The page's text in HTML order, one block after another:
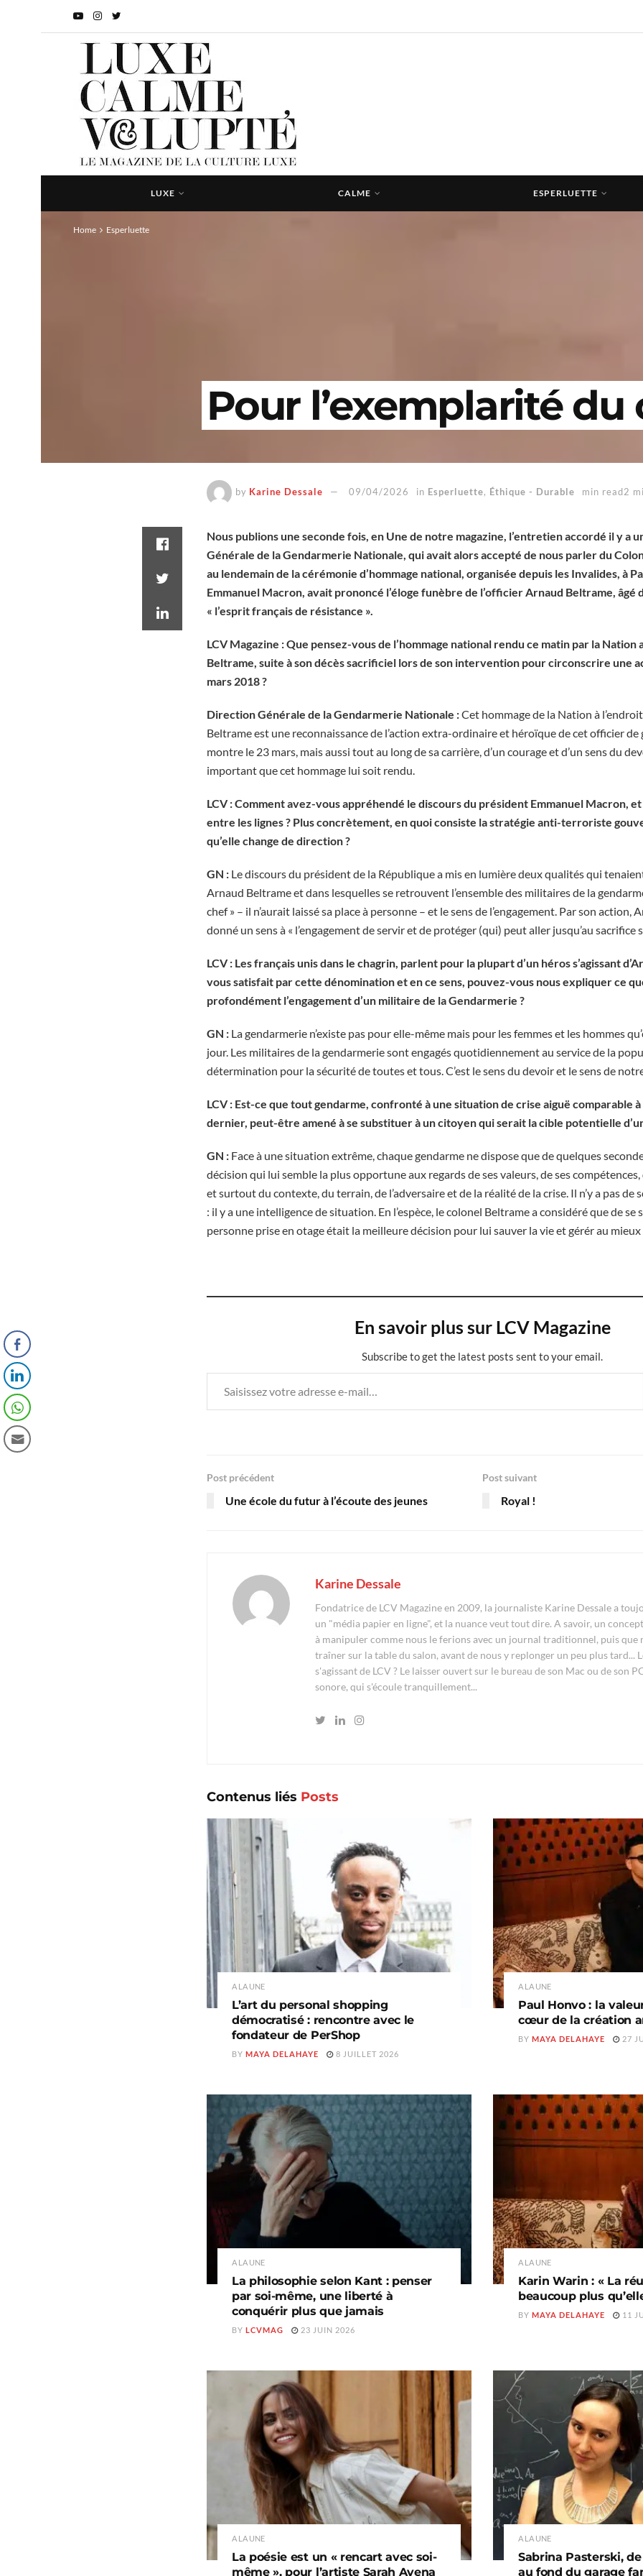
LUXE CALME ESPERLUETTE
Home Esperluette
Pour l’exemplarité du
by Karine Dessale 09/04/2026 in Esperluette, Éthique - Durable min read2
Nous publions une seconde fois, en Une de notre magazine, l’entretien accordé il y a
Générale de la Gendarmerie Nationale, qui avait alors accepté de nous parler du
au lendemain de la cérémonie d’hommage national, organisée depuis les Invalides, à
Emmanuel Macron, avait prononcé l’éloge funèbre de l’officier Arnaud Beltrame, âgé
« l’esprit français de résistance ».
LCV Magazine : Que pensez-vous de l’hommage national rendu ce matin par la Nation
Beltrame, suite à son décès sacrificiel lors de son intervention pour circonscrire une
mars 2018 ?
Direction Générale de la Gendarmerie Nationale :Cet hommage de la Nation à
Beltrame est une reconnaissance de l’action extra-ordinaire et héroïque de cet officier
montre le 23 mars, mais aussi tout au long de sa carrière, d’un courage et d’un sens du
important que cet hommage lui soit rendu.
LCV : Comment avez-vous appréhendé le discours du président Emmanuel Macron,
entre les lignes ? Plus concrètement, en quoi consiste la stratégie anti-terroriste
qu’elle change de direction ?
GN : Le discours du président de la République a mis en lumière deux qualités qui
Arnaud Beltrame et dans lesquelles se retrouvent l’ensemble des militaires de la
chef » – il n’aurait laissé sa place à personne – et le sens de l’engagement. Par son action,
donné un sens à « l’engagement de servir et de protéger (qui) peut aller jusqu’au sacrifice
LCV : Les français unis dans le chagrin, parlent pour la plupart d’un héros s’agissant
vous satisfait par cette dénomination et en ce sens, pouvez-vous nous expliquer ce
profondément l’engagement d’un militaire de la Gendarmerie ?
GN : La gendarmerie n’existe pas pour elle-même mais pour les femmes et les hommes
jour. Les militaires de la gendarmerie sont engagés quotidiennement au service de la
détermination pour la sécurité de toutes et tous. C’est le sens du devoir et le sens de
LCV : Est-ce que tout gendarme, confronté à une situation de crise aiguë comparable
dernier, peut-être amené à se substituer à un citoyen qui serait la cible potentielle
GN : Face à une situation extrême, chaque gendarme ne dispose que de quelques
décision qui lui semble la plus opportune aux regards de ses valeurs, de ses compétences,
et surtout du contexte, du terrain, de l’adversaire et de la réalité de la crise. Il n’y a pas
: il y a une intelligence de situation. En l’espèce, le colonel Beltrame a considéré que de se
personne prise en otage était la meilleure décision pour lui sauver la vie et gérér au
En savoir plus sur LCV Magazine
Subscribe to get the latest posts sent to your email.
Saisissez votre adresse e-mail…
Post précédent
Une école du futur à l’écoute des jeunes
Post suivant
Royal !
Karine Dessale
Fondatrice de LCV Magazine en 2009, la journaliste Karine Dessale a
un "média papier en ligne", et la nuance veut tout dire. A savoir, un
à manipuler comme nous le ferions avec un journal traditionnel, puis que
traîner sur la table du salon, avant de nous y replonger un peu plus tard...
s'agissant de LCV ? Le laisser ouvert sur le bureau de son Mac ou de son
sonore, qui s'écoule tranquillement...
Contenus liés Posts
A LA UNE
L’art du personal shopping
démocratisé : rencontre avec le
fondateur de PerShop
BY MAYA DELAHAYE 8 JUILLET 2026
A LA UNE
Paul Honvo : la
cœur de la création
BY MAYA DELAHAYE 27
A LA UNE
La philosophie selon Kant : penser
par soi-même, une liberté à
conquérir plus que jamais
BY LCVMAG 23 JUIN 2026
A LA UNE
Karin Warin : « La
beaucoup plus
BY MAYA DELAHAYE 11
A LA UNE
La poésie est un « rencart avec soi-
même », pour l’artiste Sarah Avena
A LA UNE
Sabrina Pasterski,
au fond du garage